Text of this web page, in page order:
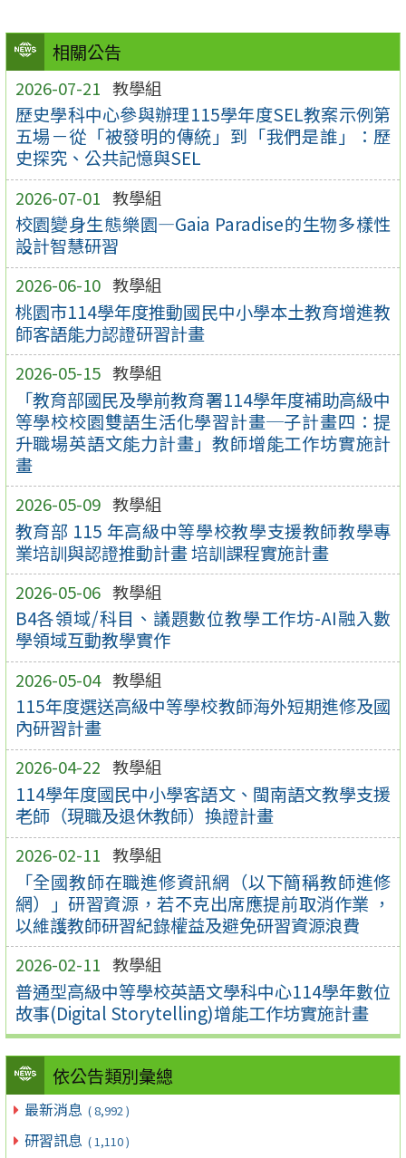
相關公告
2026-07-21 教學組
歷史學科中心參與辦理115學年度SEL教案示例第
五場－從「被發明的傳統」到「我們是誰」：歷
史探究、公共記憶與SEL
2026-07-01 教學組
校園變身生態樂園—Gaia Paradise的生物多樣性
設計智慧研習
2026-06-10 教學組
桃園市114學年度推動國民中小學本土教育增進教
師客語能力認證研習計畫
2026-05-15 教學組
「教育部國民及學前教育署114學年度補助高級中
等學校校園雙語生活化學習計畫─子計畫四：提
升職場英語文能力計畫」教師增能工作坊實施計
畫
2026-05-09 教學組
教育部 115 年高級中等學校教學支援教師教學專
業培訓與認證推動計畫 培訓課程實施計畫
2026-05-06 教學組
B4各領域/科目、議題數位教學工作坊-AI融入數
學領域互動教學實作
2026-05-04 教學組
115年度選送高級中等學校教師海外短期進修及國
內研習計畫
2026-04-22 教學組
114學年度國民中小學客語文、閩南語文教學支援
老師（現職及退休教師）換證計畫
2026-02-11 教學組
「全國教師在職進修資訊網（以下簡稱教師進修
網）」研習資源，若不克出席應提前取消作業 ，
以維護教師研習紀錄權益及避免研習資源浪費
2026-02-11 教學組
普通型高級中等學校英語文學科中心114學年數位
故事(Digital Storytelling)增能工作坊實施計畫
依公告類別彙總
最新消息 ( 8,992 )
研習訊息 ( 1,110 )